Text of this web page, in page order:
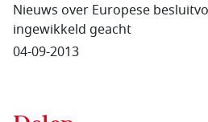
Nieuws over Europese
ingewikkeld geacht
04-09-2013